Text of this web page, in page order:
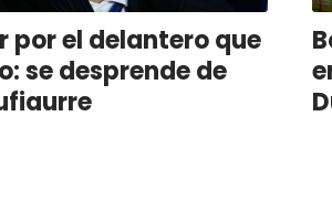
por el delantero que
se desprende de